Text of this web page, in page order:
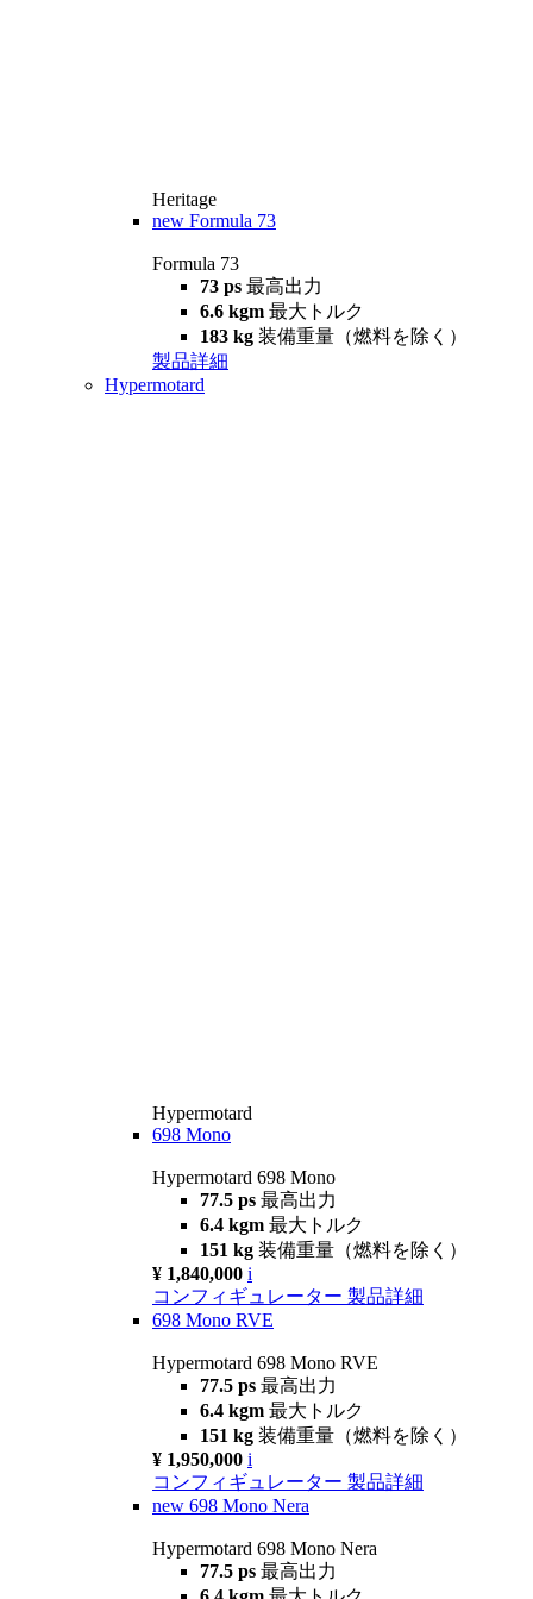
Heritage
new Formula 73
Formula 73
73 ps 最高出力
6.6 kgm 最大トルク
183 kg 装備重量（燃料を除く）
製品詳細
Hypermotard
Hypermotard
698 Mono
Hypermotard 698 Mono
77.5 ps 最高出力
6.4 kgm 最大トルク
151 kg 装備重量（燃料を除く）
¥ 1,840,000 i
コンフィギュレーター 製品詳細
698 Mono RVE
Hypermotard 698 Mono RVE
77.5 ps 最高出力
6.4 kgm 最大トルク
151 kg 装備重量（燃料を除く）
¥ 1,950,000 i
コンフィギュレーター 製品詳細
new 698 Mono Nera
Hypermotard 698 Mono Nera
77.5 ps 最高出力